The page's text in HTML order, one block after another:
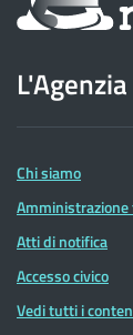
sul
delle
Entrate
L'Agenzia
Chi siamo
Atti di notifica
Accesso civico
Vedi tutti i